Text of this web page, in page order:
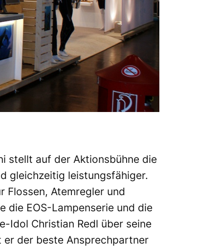
stellt auf der Aktionsbühne die
gleichzeitig leistungsfähiger.
Flossen, Atemregler und
die EOS-Lampenserie und die
Idol Christian Redl über seine
er der beste Ansprechpartner